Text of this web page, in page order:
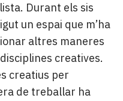
Durant els sis
un espai que m’ha
altres maneres
creatives.
creatius per
de treballar ha